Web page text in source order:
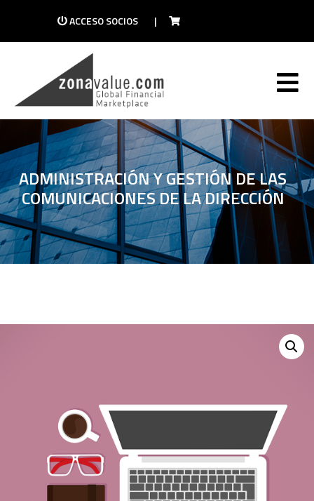
ACCESO SOCIOS |
ADMINISTRACIÓN Y GESTIÓN DE LAS
COMUNICACIONES DE LA DIRECCIÓN